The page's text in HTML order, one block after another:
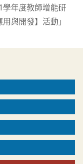
年度教師增能研
與開發】活動」